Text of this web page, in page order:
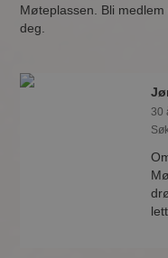
Møteplassen. Bli
deg.
30